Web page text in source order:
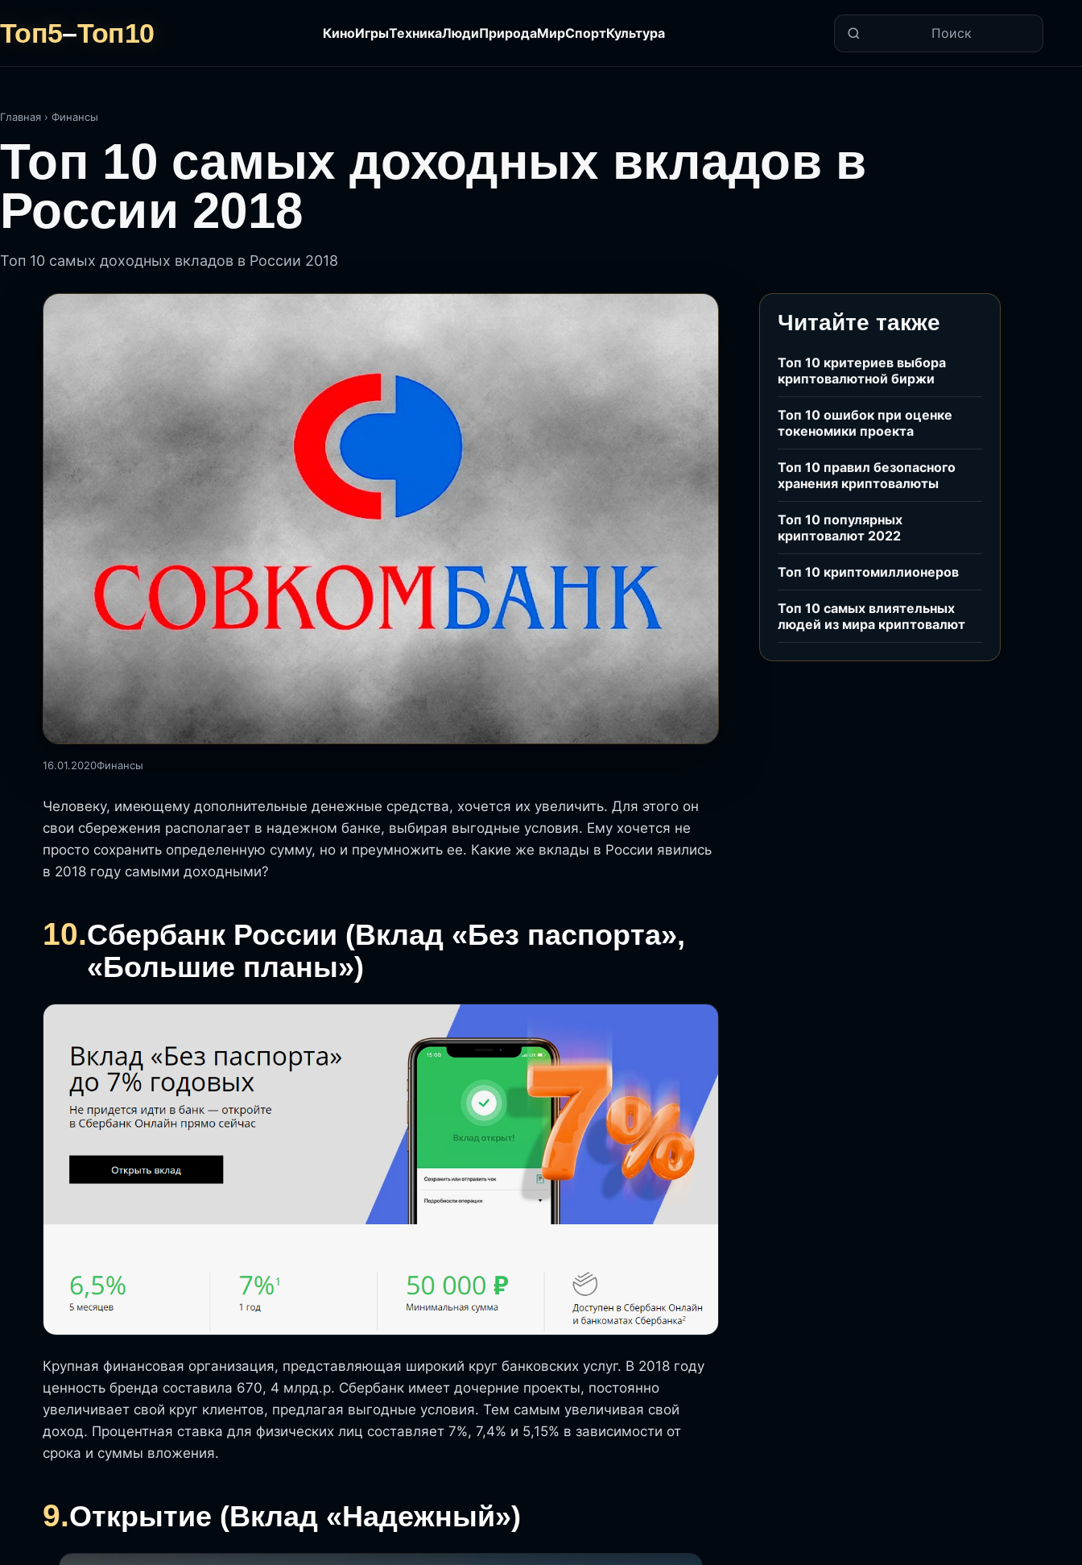
Топ5–Топ10 КиноИгрыТехникаЛюдиПриродаМирСпортКультура Поиск
Главная › Финансы
Топ 10 самых доходных вкладов в
России 2018
Топ 10 самых доходных вкладов в России 2018
16.01.2020Финансы
Человеку, имеющему дополнительные денежные средства, хочется их увеличить. Для этого он
свои сбережения располагает в надежном банке, выбирая выгодные условия. Ему хочется не
просто сохранить определенную сумму, но и преумножить ее. Какие же вклады в России явились
в 2018 году самыми доходными?
10.Сбербанк России (Вклад «Без паспорта»,
«Большие планы»)
Крупная финансовая организация, представляющая широкий круг банковских услуг. В 2018 году
ценность бренда составила 670, 4 млрд.р. Сбербанк имеет дочерние проекты, постоянно
увеличивает свой круг клиентов, предлагая выгодные условия. Тем самым увеличивая свой
доход. Процентная ставка для физических лиц составляет 7%, 7,4% и 5,15% в зависимости от
срока и суммы вложения.
9.Открытие (Вклад «Надежный»)
Читайте также
Топ 10 критериев выбора
криптовалютной биржи
Топ 10 ошибок при оценке
токеномики проекта
Топ 10 правил безопасного
хранения криптовалюты
Топ 10 популярных
криптовалют 2022
Топ 10 криптомиллионеров
Топ 10 самых влиятельных
людей из мира криптовалют